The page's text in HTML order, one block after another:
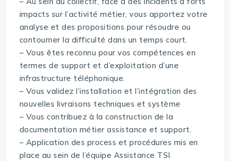
impacts sur l’activité métier, vous apportez votre
analyse et des propositions pour résoudre ou
contourner la difficulté dans un temps court.
– Vous êtes reconnu pour vos compétences en
termes de support et d’exploitation d’une
infrastructure téléphonique.
– Vous validez l’installation et l’intégration des
nouvelles livraisons techniques et système
– Vous contribuez à la construction de la
documentation métier assistance et support.
– Application des process et procédures mis en
place au sein de l’équipe Assistance TSI